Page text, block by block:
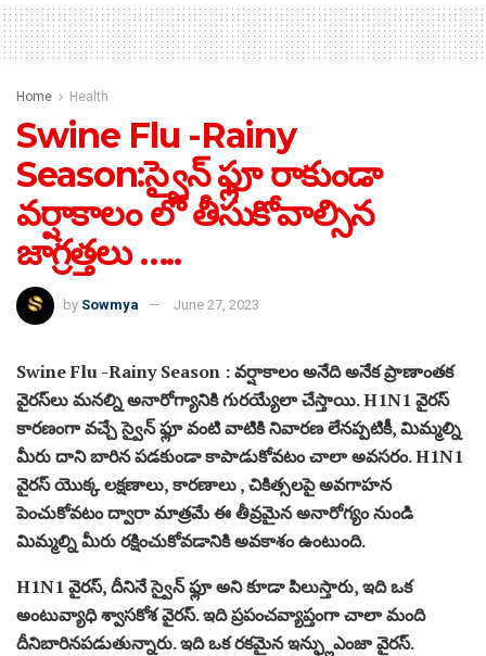
Home Health
Swine Flu -Rainy
Season:స్వైన్ ఫ్లూ రాకుండా
వర్షాకాలం లో తీసుకోవాల్సిన
జాగ్రత్తలు …..
by Sowmya June 27, 2023
Swine Flu -Rainy Season : వర్షాకాలం అనేది అనేక ప్రాణాంతక
వైరస్‌లు మనల్ని అనారోగ్యానికి గురయ్యేలా చేస్తాయి. H1N1 వైరస్‌
కారణంగా వచ్చే స్వైన్ ఫ్లూ వంటి వాటికి నివారణ లేనప్పటికీ, మిమ్మల్ని
మీరు దాని బారిన పడకుండా కాపాడుకోవటం చాలా అవసరం. H1N1
వైరస్ యొక్క లక్షణాలు, కారణాలు , చికిత్సలపై అవగాహన
పెంచుకోవటం ద్వారా మాత్రమే ఈ తీవ్రమైన అనారోగ్యం నుండి
మిమ్మల్ని మీరు రక్షించుకోవడానికి అవకాశం ఉంటుంది.
H1N1 వైరస్, దీనినే స్వైన్ ఫ్లూ అని కూడా పిలుస్తారు, ఇది ఒక
అంటువ్యాధి శ్వాసకోశ వైరస్. ఇది ప్రపంచవ్యాప్తంగా చాలా మంది
దీనిబారినపడుతున్నారు. ఇది ఒక రకమైన ఇన్ఫ్లుఎంజా వైరస్.